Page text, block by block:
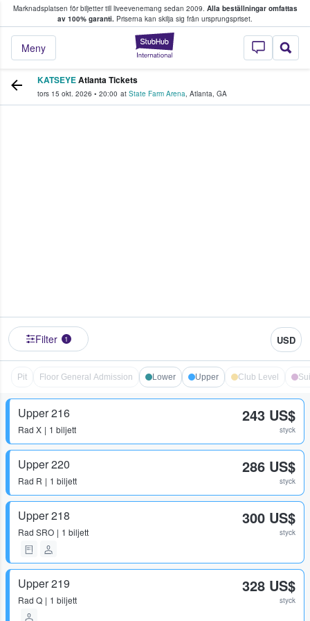
Marknadsplatsen för biljetter till liveevenemang sedan 2009. Alla beställningar omfattas
av 100% garanti. Priserna kan skilja sig från ursprungspriset.
StubHub – där
Meny
köper och säljer biljetter.
KATSEYEAtlanta Tickets
tors 15 okt. 2026 • 20:00 at State Farm Arena, Atlanta, GA
Filter 1 USD
Pit Floor General Admission Lower Upper Club Level
Upper 216
Rad X 1 biljett
243 US$
styck
Upper 220
Rad R 1 biljett
286 US$
styck
Upper 218
Rad SRO 1 biljett
300 US$
styck
Upper 219
Rad Q 1 biljett
328 US$
styck